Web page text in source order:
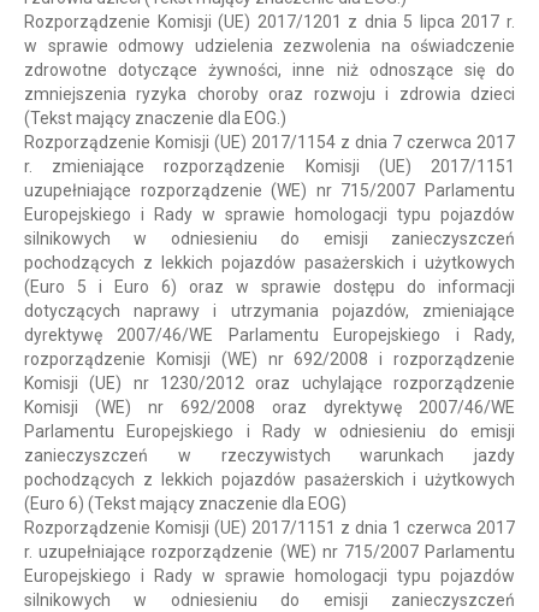
Rozporządzenie Komisji (UE) 2017/1201 z dnia 5 lipca 2017 r.
w sprawie odmowy udzielenia zezwolenia na oświadczenie
zdrowotne dotyczące żywności, inne niż odnoszące się do
zmniejszenia ryzyka choroby oraz rozwoju i zdrowia dzieci
(Tekst mający znaczenie dla EOG.)
Rozporządzenie Komisji (UE) 2017/1154 z dnia 7 czerwca 2017
r. zmieniające rozporządzenie Komisji (UE) 2017/1151
uzupełniające rozporządzenie (WE) nr 715/2007 Parlamentu
Europejskiego i Rady w sprawie homologacji typu pojazdów
silnikowych w odniesieniu do emisji zanieczyszczeń
pochodzących z lekkich pojazdów pasażerskich i użytkowych
(Euro 5 i Euro 6) oraz w sprawie dostępu do informacji
dotyczących naprawy i utrzymania pojazdów, zmieniające
dyrektywę 2007/46/WE Parlamentu Europejskiego i Rady,
rozporządzenie Komisji (WE) nr 692/2008 i rozporządzenie
Komisji (UE) nr 1230/2012 oraz uchylające rozporządzenie
Komisji (WE) nr 692/2008 oraz dyrektywę 2007/46/WE
Parlamentu Europejskiego i Rady w odniesieniu do emisji
zanieczyszczeń w rzeczywistych warunkach jazdy
pochodzących z lekkich pojazdów pasażerskich i użytkowych
(Euro 6) (Tekst mający znaczenie dla EOG)
Rozporządzenie Komisji (UE) 2017/1151 z dnia 1 czerwca 2017
r. uzupełniające rozporządzenie (WE) nr 715/2007 Parlamentu
Europejskiego i Rady w sprawie homologacji typu pojazdów
silnikowych w odniesieniu do emisji zanieczyszczeń